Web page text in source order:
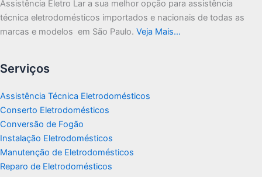
Assistência Eletro Lar a sua melhor opção para assistência
técnica eletrodomésticos importados e nacionais de todas as
marcas e modelos em São Paulo. Veja Mais…
Serviços
Assistência Técnica Eletrodomésticos
Conserto Eletrodomésticos
Conversão de Fogão
Instalação Eletrodomésticos
Manutenção de Eletrodomésticos
Reparo de Eletrodomésticos